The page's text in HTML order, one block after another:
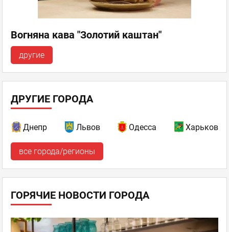
Вогняна кава "Золотий каштан"
другие
ДРУГИЕ ГОРОДА
Днепр Львов Одесса Харьков
все города/регионы
ГОРЯЧИЕ НОВОСТИ ГОРОДА